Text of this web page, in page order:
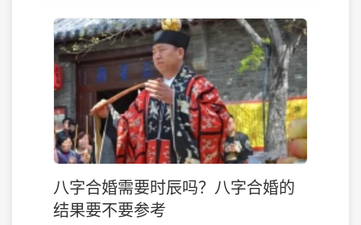
八字合婚需要时辰吗？八字合婚的
结果要不要参考